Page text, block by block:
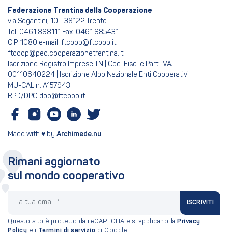
Federazione Trentina della Cooperazione
via Segantini, 10 - 38122 Trento
Tel: 0461.898111 Fax: 0461.985431
C.P. 1080 e-mail: ftcoop@ftcoop.it
ftcoop@pec.cooperazionetrentina.it
Iscrizione Registro Imprese TN | Cod. Fisc. e Part. IVA
00110640224 | Iscrizione Albo Nazionale Enti Cooperativi
MU-CAL n. A157943
RPD/DPO dpo@ftcoop.it
Made with ♥ by Archimede.nu
Rimani aggiornato
sul mondo cooperativo
ISCRIVITI
Questo sito è protetto da reCAPTCHA e si applicano la Privacy
Policy e i Termini di servizio di Google.